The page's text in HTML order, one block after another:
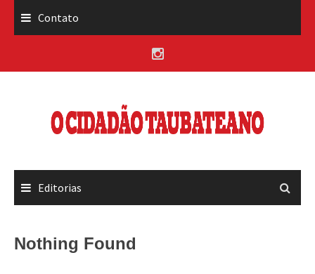
Contato
Editorias
Nothing Found